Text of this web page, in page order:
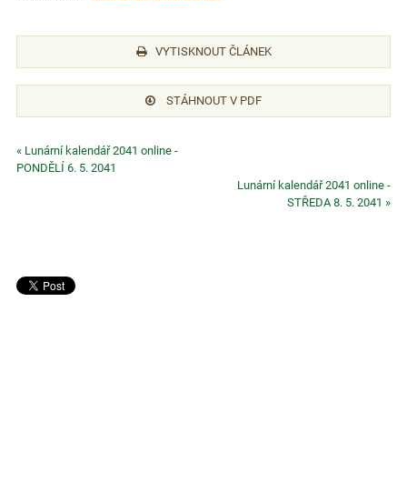
VYTISKNOUT ČLÁNEK
STÁHNOUT V PDF
« Lunární kalendář 2041 online -
PONDĚLÍ 6. 5. 2041
Lunární kalendář 2041 online -
STŘEDA 8. 5. 2041 »